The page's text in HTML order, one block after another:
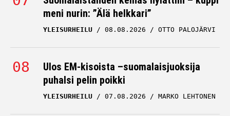
meni nurin: ”Älä helkkari”
YLEISURHEILU 08.08.2026 OTTO PALOJÄRVI
Ulos EM-kisoista –suomalaisjuoksija
puhalsi pelin poikki
YLEISURHEILU 07.08.2026 MARKO LEHTONEN